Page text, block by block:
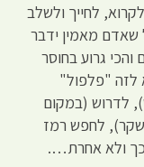
לחייך ולשלב
שאדם מאמין ידבר
גרוע בחוסר
לזה "פלפול"
לדרוש (במקום
לחפש רמז
כך ולא אחרת….